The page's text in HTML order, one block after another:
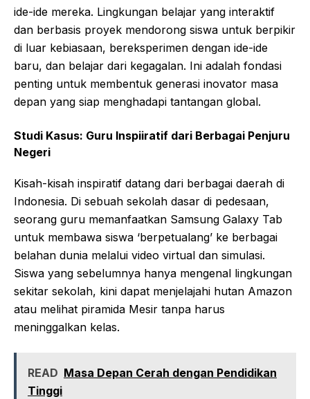
ide-ide mereka. Lingkungan belajar yang interaktif
dan berbasis proyek mendorong siswa untuk berpikir
di luar kebiasaan, bereksperimen dengan ide-ide
baru, dan belajar dari kegagalan. Ini adalah fondasi
penting untuk membentuk generasi inovator masa
depan yang siap menghadapi tantangan global.
Studi Kasus: Guru Inspiiratif dari Berbagai Penjuru
Negeri
Kisah-kisah inspiratif datang dari berbagai daerah di
Indonesia. Di sebuah sekolah dasar di pedesaan,
seorang guru memanfaatkan Samsung Galaxy Tab
untuk membawa siswa ‘berpetualang’ ke berbagai
belahan dunia melalui video virtual dan simulasi.
Siswa yang sebelumnya hanya mengenal lingkungan
sekitar sekolah, kini dapat menjelajahi hutan Amazon
atau melihat piramida Mesir tanpa harus
meninggalkan kelas.
READ Masa Depan Cerah dengan Pendidikan
Tinggi